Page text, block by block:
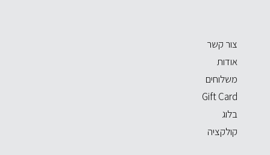
צור קשר
אודות
משלוחים
Gift Card
בלוג
קולקציה